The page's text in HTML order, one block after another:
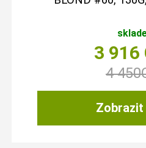
3 916
4 450